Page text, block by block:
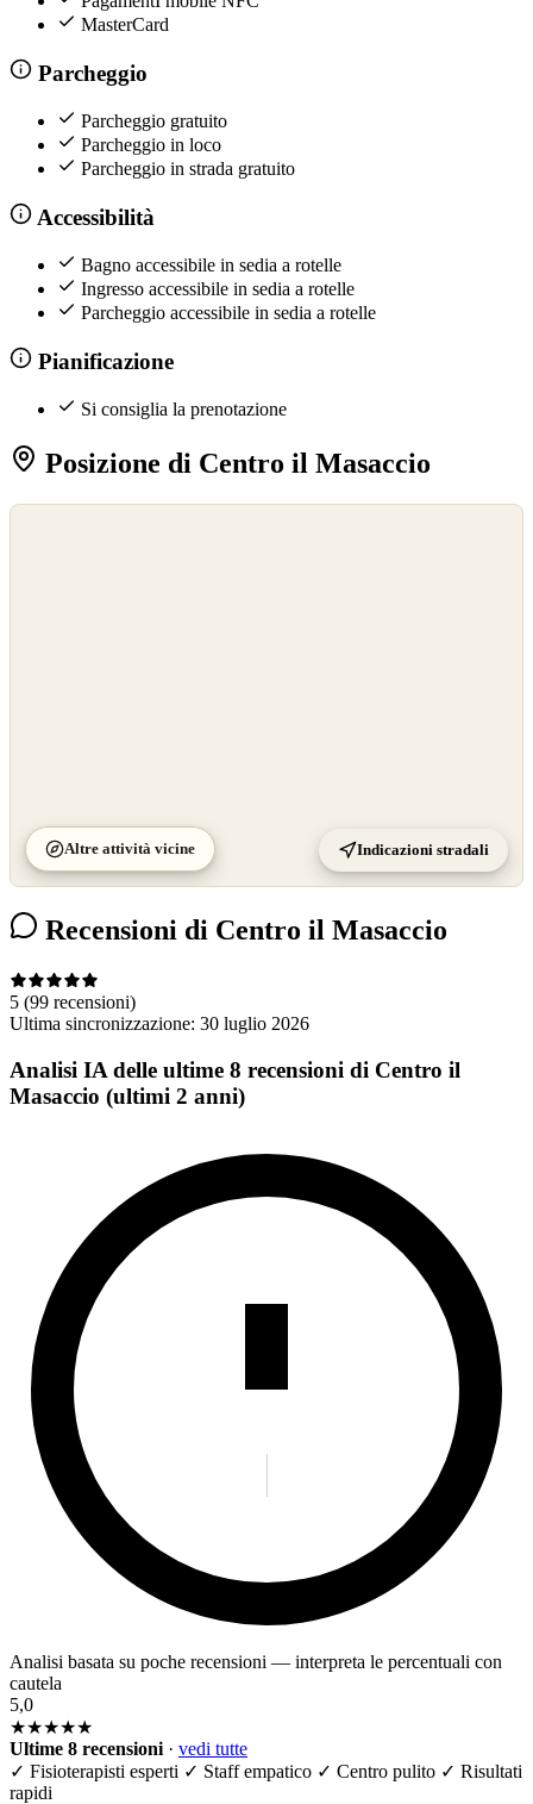
MasterCard
Parcheggio
Parcheggio gratuito
Parcheggio in loco
Parcheggio in strada gratuito
Accessibilità
Bagno accessibile in sedia a rotelle
Ingresso accessibile in sedia a rotelle
Parcheggio accessibile in sedia a rotelle
Pianificazione
Si consiglia la prenotazione
Posizione di Centro il Masaccio
Altre attività vicine Indicazioni stradali
Recensioni di Centro il Masaccio
5 (99 recensioni)
Ultima sincronizzazione: 30 luglio 2026
Analisi IA delle ultime 8 recensioni di Centro il
Masaccio (ultimi 2 anni)
Analisi basata su poche recensioni — interpreta le percentuali con
cautela
5,0
★★★★★
Ultime 8 recensioni · vedi tutte
✓ Fisioterapisti esperti ✓ Staff empatico ✓ Centro pulito ✓ Risultati
rapidi